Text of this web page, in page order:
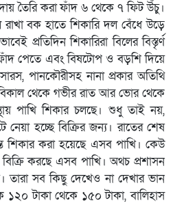
তৈরি করা ফাঁদ ৬ থেকে ৭ ফিট উঁচু।
বক হাতে শিকারি দল বেঁধে উড়ে
প্রতিদিন শিকারিরা বিলের বিস্তৃর্ণ
পেতে এবং বিষটোপ ও বড়শি দিয়ে
সারস, পানকৌরীসহ নানা প্রকার অতিথি
থেকে গভীর রাত আর ভোর থেকে
পাখি শিকার চলছে। শুধু তাই নয়,
নেয়া হচ্ছে বিক্রির জন্য। রাতের শেষ
শিকার করা হয়েছে এসব পাখি। কেউ
করছে এসব পাখি। অথচ প্রশাসন
তারা সব কিছু দেখেও না দেখার ভান
১২০ টাকা থেকে ১৫০ টাকা, বালিহাস